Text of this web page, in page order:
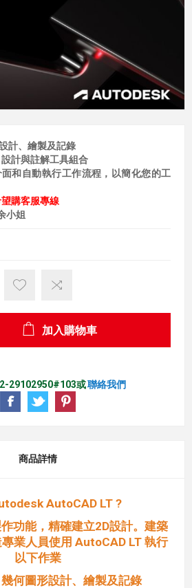
計、繪製及記錄
計與註解工具組合
和自動執行工作流程，以簡化您的工
購客服專線
小姐
加入購物車
29102950#103或聯絡我們
商品詳情
AutoCAD LT ?
功能，精確建立2D設計。建築
業人員使用 AutoCAD LT 執行
以下作業
何圖形設計、繪製及記錄